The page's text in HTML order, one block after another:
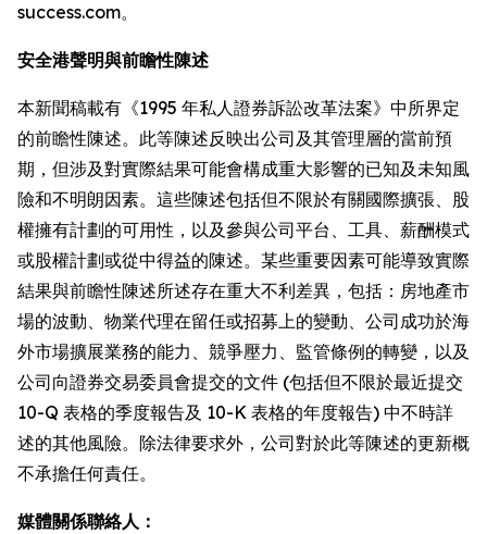
success.com。
安全港聲明與前瞻性陳述
本新聞稿載有《1995 年私人證券訴訟改革法案》中所界定
的前瞻性陳述。此等陳述反映出公司及其管理層的當前預
期，但涉及對實際結果可能會構成重大影響的已知及未知風
險和不明朗因素。這些陳述包括但不限於有關國際擴張、股
權擁有計劃的可用性，以及參與公司平台、工具、薪酬模式
或股權計劃或從中得益的陳述。某些重要因素可能導致實際
結果與前瞻性陳述所述存在重大不利差異，包括：房地產市
場的波動、物業代理在留任或招募上的變動、公司成功於海
外市場擴展業務的能力、競爭壓力、監管條例的轉變，以及
公司向證券交易委員會提交的文件 (包括但不限於最近提交
10-Q 表格的季度報告及 10-K 表格的年度報告) 中不時詳
述的其他風險。除法律要求外，公司對於此等陳述的更新概
不承擔任何責任。
媒體關係聯絡人：